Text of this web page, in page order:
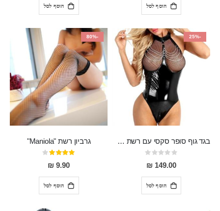
הוסף לסל הוסף לסל
-25%
בגד גוף סופר סקסי עם רשת שקופה בחזה ושרשרות מלמעלה וריצרץ מלמטה Pan במפשעה
Rating:
0%
149.00 ₪
הוסף לסל
-80%
גרביון רשת "Maniola"
דירוג:
80%
9.90 ₪
הוסף לסל